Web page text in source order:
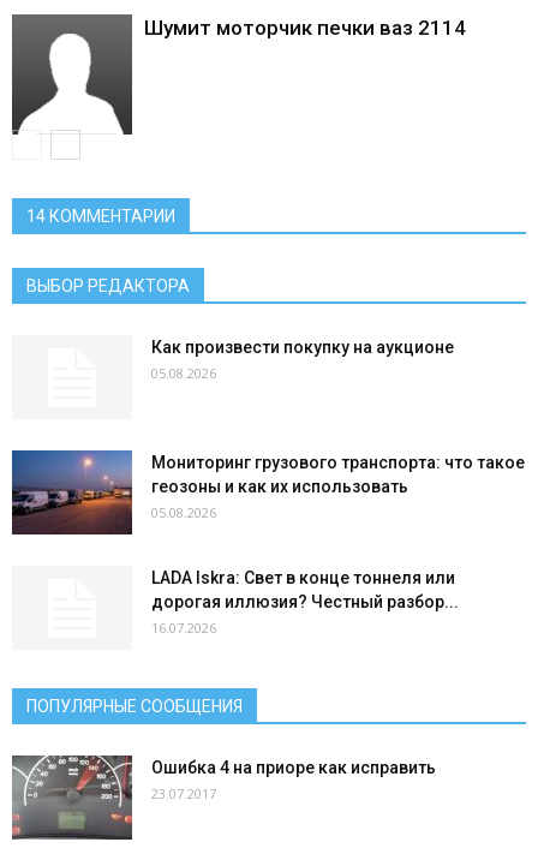
Шумит моторчик печки ваз 2114
14 КОММЕНТАРИИ
ВЫБОР РЕДАКТОРА
Как произвести покупку на аукционе
05.08.2026
Мониторинг грузового транспорта: что такое
геозоны и как их использовать
05.08.2026
LADA Iskra: Свет в конце тоннеля или
дорогая иллюзия? Честный разбор...
16.07.2026
ПОПУЛЯРНЫЕ СООБЩЕНИЯ
Ошибка 4 на приоре как исправить
23.07.2017